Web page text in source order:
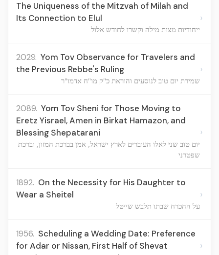
The Uniqueness of the Mitzvah of Milah and
Its Connection to Elul
ייחודיות מצות מילה וקשרו לחודש אלול
›
2029. Yom Tov Observance for Travelers and
the Previous Rebbe's Ruling
שמירת יום טוב לנוסעים והוראת כ"ק מו"ח אדמו"ר
›
2089. Yom Tov Sheni for Those Moving to
Eretz Yisrael, Amen in Birkat Hamazon, and
Blessing Shepatarani
יום טוב שני לאלו העוברים לארץ ישראל, אמן בברכת המזון, וברכת
שפטרני
›
1892. On the Necessity for His Daughter to
Wear a Sheitel
על ההכרח שבתו תלבש שייטל
›
1956. Scheduling a Wedding Date: Preference
for Adar or Nissan, First Half of Shevat
›